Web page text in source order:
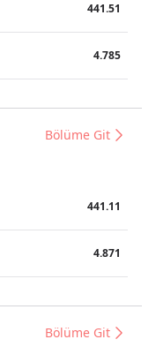
441.51
4.785
Bölüme Git
441.11
4.871
Bölüme Git